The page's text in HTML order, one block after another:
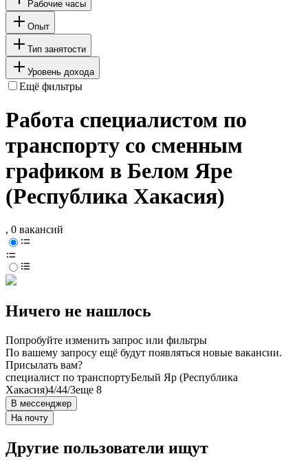
Рабочие часы
Опыт
Тип занятости
Уровень дохода
Ещё фильтры
Работа специалистом по
транспорту со сменным
графиком в Белом Яре
(Республика Хакасия)
, 0 вакансий
Ничего не нашлось
Попробуйте изменить запрос или фильтры
По вашему запросу ещё будут появляться новые вакансии.
Присылать вам?
специалист по транспортуБелый Яр (Республика
Хакасия)4/44/3еще 8
В мессенджер
На почту
Другие пользователи ищут